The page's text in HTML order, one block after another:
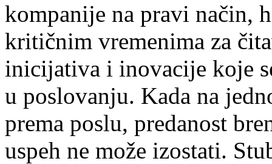
kompanije na pravi način,
kritičnim vremenima za
inicijativa i inovacije koje
u poslovanju. Kada na
prema poslu, predanost
uspeh ne može izostati.